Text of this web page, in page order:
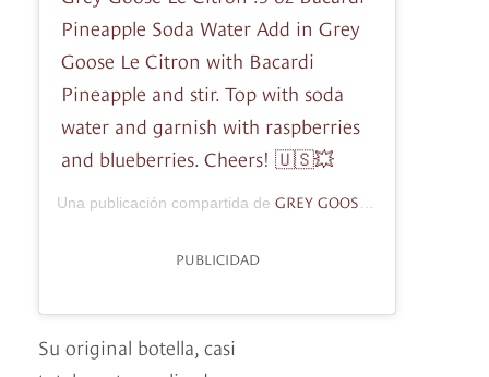
Pineapple Soda Water Add in Grey
Goose Le Citron with Bacardi
Pineapple and stir. Top with soda
water and garnish with raspberries
and blueberries. Cheers! 🇺🇸💥
Una publicación compartida de GREY GOOSE
PUBLICIDAD
Su original botella, casi